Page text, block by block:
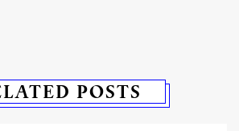
POSTS